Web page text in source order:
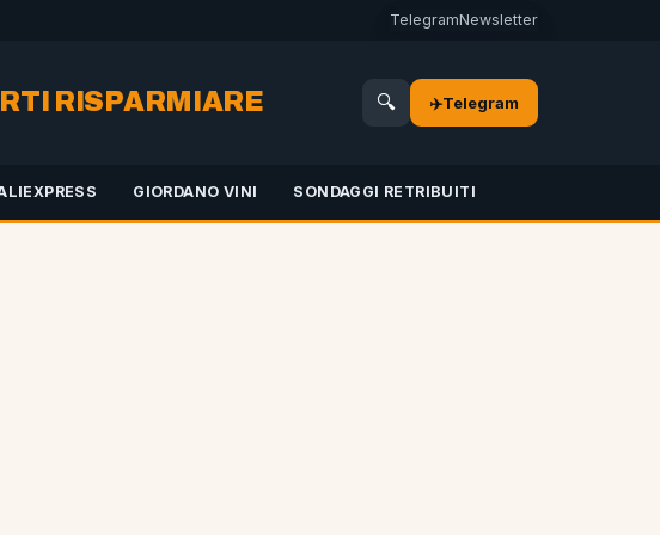
TelegramNewsletter
RISPARMIARE 🔍 ✈️Telegram
GIORDANO VINI SONDAGGI RETRIBUITI